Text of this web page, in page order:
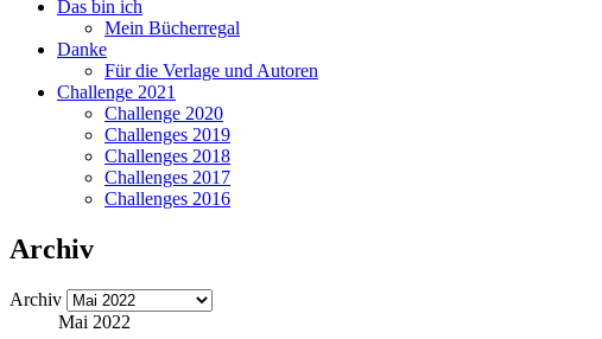
Das bin ich
Mein Bücherregal
Danke
Für die Verlage und Autoren
Challenge 2021
Challenge 2020
Challenges 2019
Challenges 2018
Challenges 2017
Challenges 2016
Archiv
Archiv
Mai 2022